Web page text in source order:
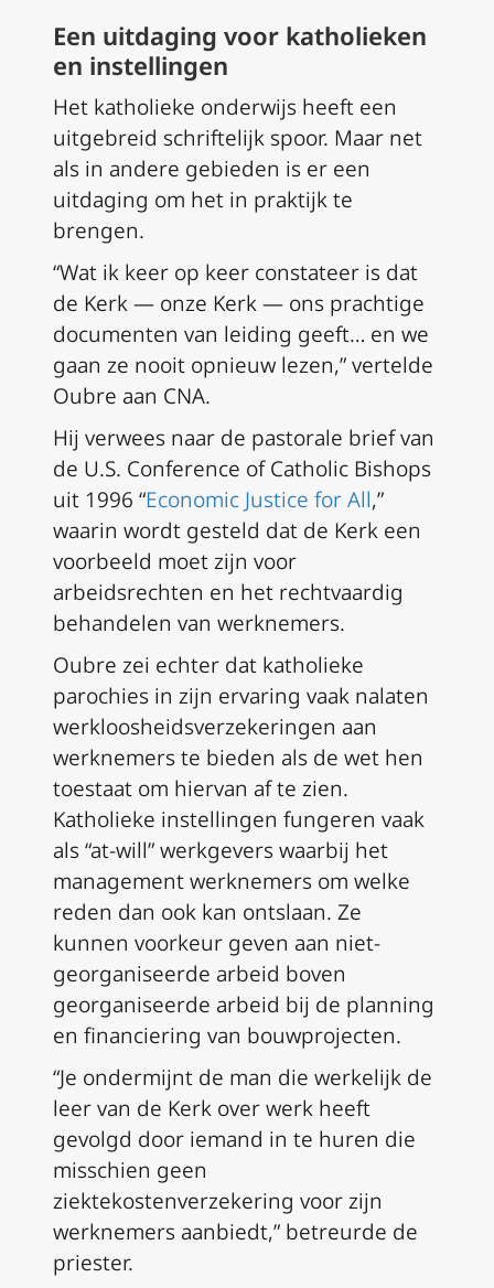
Een uitdaging voor katholieken
en instellingen
Het katholieke onderwijs heeft een
uitgebreid schriftelijk spoor. Maar net
als in andere gebieden is er een
uitdaging om het in praktijk te
brengen.
“Wat ik keer op keer constateer is dat
de Kerk — onze Kerk — ons prachtige
documenten van leiding geeft… en we
gaan ze nooit opnieuw lezen,” vertelde
Oubre aan CNA.
Hij verwees naar de pastorale brief van
de U.S. Conference of Catholic Bishops
uit 1996 “Economic Justice for All,”
waarin wordt gesteld dat de Kerk een
voorbeeld moet zijn voor
arbeidsrechten en het rechtvaardig
behandelen van werknemers.
Oubre zei echter dat katholieke
parochies in zijn ervaring vaak nalaten
werkloosheidsverzekeringen aan
werknemers te bieden als de wet hen
toestaat om hiervan af te zien.
Katholieke instellingen fungeren vaak
als “at-will” werkgevers waarbij het
management werknemers om welke
reden dan ook kan ontslaan. Ze
kunnen voorkeur geven aan niet-
georganiseerde arbeid boven
georganiseerde arbeid bij de planning
en financiering van bouwprojecten.
“Je ondermijnt de man die werkelijk de
leer van de Kerk over werk heeft
gevolgd door iemand in te huren die
misschien geen
ziektekostenverzekering voor zijn
werknemers aanbiedt,” betreurde de
priester.